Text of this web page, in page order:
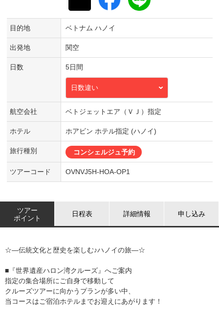
目的地 ベトナム ハノイ
出発地 関空
日数 5日間
日数違い
航空会社 ベトジェットエア（ＶＪ）指定
ホテル ホアビン ホテル指定 (ハノイ)
旅行種別 コンシェルジュ予約
ツアーコード OVNVJ5H-HOA-OP1
ツアー
ポイント
日程表 詳細情報 申し込み
☆―伝統文化と歴史を楽しむ♪ハノイの旅―☆
■『世界遺産ハロン湾クルーズ』へご案内
指定の集合場所にご自身で移動して
クルーズツアーに向かうプランが多い中、
当コースはご宿泊ホテルまでお迎えにあがります！